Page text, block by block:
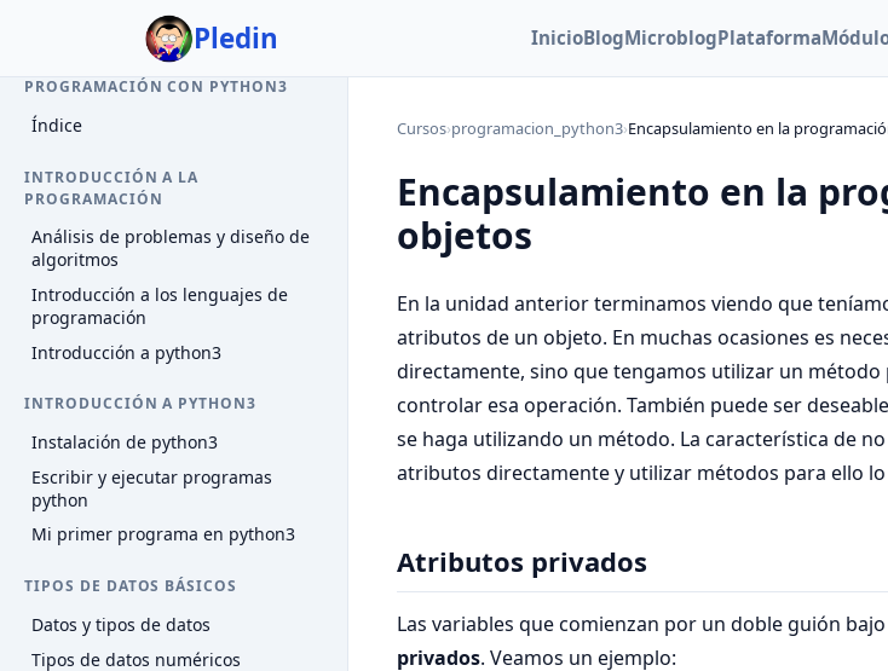
Pledin InicioBlogMicroblogPlataforma
INTRODUCCIÓN A LA
PROGRAMACIÓN CON PYTHON3
Índice
INTRODUCCIÓN A LA
PROGRAMACIÓN
Análisis de problemas y diseño de
algoritmos
Introducción a los lenguajes de
programación
Introducción a python3
INTRODUCCIÓN A PYTHON3
Instalación de python3
Escribir y ejecutar programas
python
Mi primer programa en python3
TIPOS DE DATOS BÁSICOS
Datos y tipos de datos
Tipos de datos numéricos
Cursos›programacion_python3›Encapsulamiento en la
Encapsulamiento en la
objetos
En la unidad anterior terminamos viendo que
atributos de un objeto. En muchas ocasiones es
directamente, sino que tengamos utilizar un
controlar esa operación. También puede ser
se haga utilizando un método. La característica de
atributos directamente y utilizar métodos para ello
Atributos privados
Las variables que comienzan por un doble guión bajo
privados. Veamos un ejemplo: